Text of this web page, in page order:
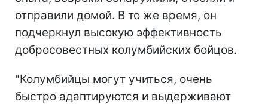
отправили домой. В то же время, он
подчеркнул высокую эффективность
добросовестных колумбийских бойцов.
"Колумбийцы могут учиться, очень
быстро адаптируются и выдерживают